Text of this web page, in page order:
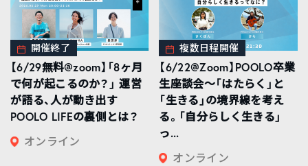
開催終了
【6/29無料@zoom】「8ヶ月
で何が起こるのか？」 運営
が語る、人が動き出す
POOLO LIFEの裏側とは？
オンライン
複数日程開催
【6/22@Zoom】POOLO卒業
生座談会〜「はたらく」と
「生きる」の境界線を考え
る。「自分らしく生きる」
っ...
オンライン